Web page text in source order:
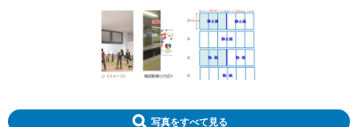
写真をすべて見る